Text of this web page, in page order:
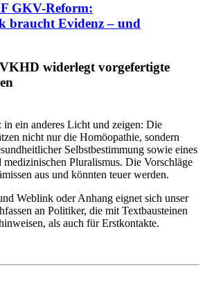
GKV-Reform:
braucht Evidenz – und
widerlegt vorgefertigte
ein anderes Licht und zeigen: Die
nicht nur die Homöopathie, sondern
Selbstbestimmung sowie eines
medizinischen Pluralismus. Die Vorschläge
aus und könnten teuer werden.
Weblink oder Anhang eignet sich unser
an Politiker, die mit Textbausteinen
als auch für Erstkontakte.